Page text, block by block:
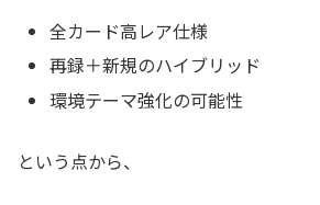
全カード高レア仕様
再録＋新規のハイブリッド
環境テーマ強化の可能性
という点から、